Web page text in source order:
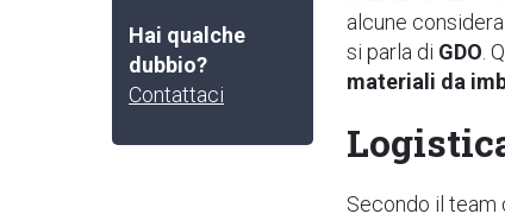
Hai qualche
dubbio?
Contattaci
alcune
si parla di GDO .
materiali da
Secondo il team